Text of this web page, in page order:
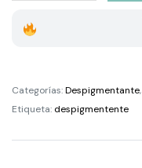
quantity
Categorías:Despigmentante,
Etiqueta: despigmentente